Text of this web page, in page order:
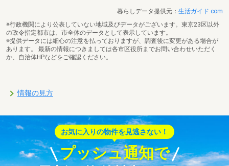
暮らしデータ提供元： 生活ガイド.com
※行政機関により公表していない地域及びデータがございます。東京23区以外
の政令指定都市は、市全体のデータとして表示しています。
※提供データには細心の注意を払っておりますが、調査後に変更がある場合が
あります。 最新の情報につきましては各市区役所までお問い合わせいただく
か、自治体HPなどをご確認ください。
情報の見方
お気に入りの物件を見逃さない！
プッシュ通知で